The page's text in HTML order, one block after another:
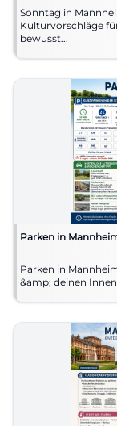
Sonntag in
Kulturvorschläge für Ihren
bewusst...
Parken in
Parken in